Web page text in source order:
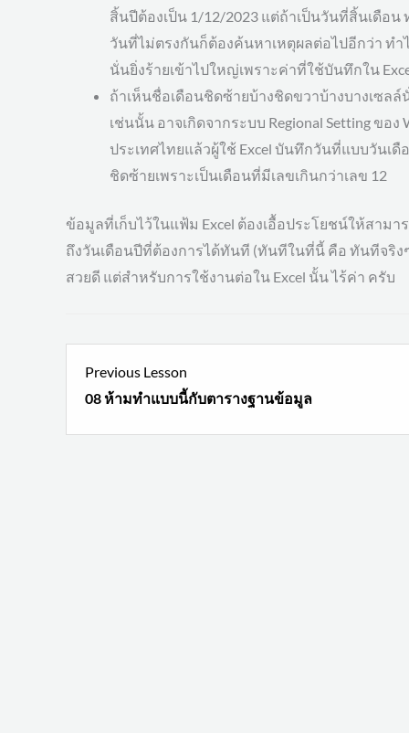
สิ้นปีต้องเป็น 1/12/2023 แต่ถ้าเป็นวันที่สิ้นเดือ
วันที่ไม่ตรงกันก็ต้องค้นหาเหตุผลต่อไปอีกว่า ท
นั่นยิ่งร้ายเข้าไปใหญ่เพราะค่าที่ใช้บันทึกใน
ถ้าเห็นชื่อเดือนชิดซ้ายบ้างชิดขวาบ้างบางเซล
เช่นนั้น อาจเกิดจากระบบ Regional Setting ขอ
ประเทศไทยแล้วผู้ใช้ Excel บันทึกวันที่แบบวันเ
ชิดซ้ายเพราะเป็นเดือนที่มีเลขเกินกว่าเลข 12
ข้อมูลที่เก็บไว้ในแฟ้ม Excel ต้องเอื้อประโยชน์ให้สา
ถึงวันเดือนปีที่ต้องการได้ทันที (ทันทีในที่นี้ คือ ทันทีจริ
สวยดี แต่สำหรับการใช้งานต่อใน Excel นั้น ไร้ค่า ครับ
Previous Lesson
08 ห้ามทำแบบนี้กับตารางฐานข้อมูล